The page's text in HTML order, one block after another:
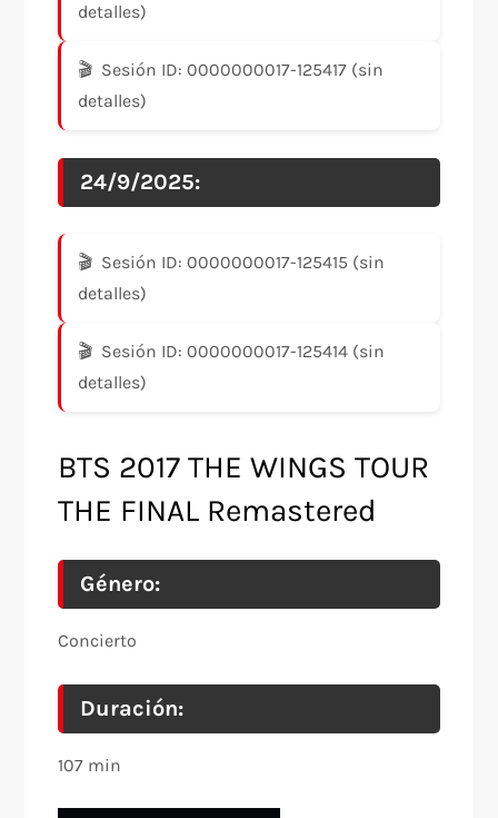
detalles)
Sesión ID: 0000000017-125417 (sin
detalles)
24/9/2025:
Sesión ID: 0000000017-125415 (sin
detalles)
Sesión ID: 0000000017-125414 (sin
detalles)
BTS 2017 THE WINGS TOUR
THE FINAL Remastered
Género:
Concierto
Duración:
107 min